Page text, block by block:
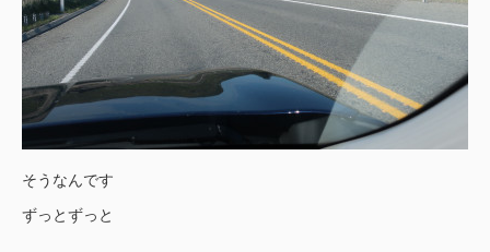
そうなんです
ずっとずっと